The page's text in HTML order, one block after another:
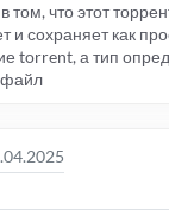
том, что этот
и сохраняет как
torrent, а тип
файл